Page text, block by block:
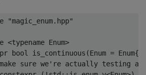
"magic_enum.hpp"
<typename Enum>
bool is_continuous (Enum = Enum
sure we're actually testing an